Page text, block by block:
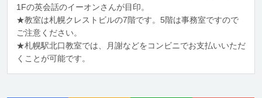
1Fの英会話のイーオンさんが目印。
★教室は札幌クレストビルの7階です。5階は事務室ですので
ご注意ください。
★札幌駅北口教室では、月謝などをコンビニでお支払いいただ
くことが可能です。